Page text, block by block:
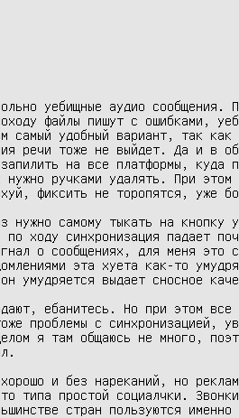
уебищные аудио сообщения.
файлы пишут с ошибками,
удобный вариант, так как
речи тоже не выйдет. Да и в
на все платформы, куда
ручками удалять. При
фиксить не торопятся, уже
самому тыкать на кнопку
ходу синхронизация падает
о сообщениях, для меня это
эта хуета как-то
умудряется выдает сносное
ебанитесь. Но при этом все
проблемы с синхронизацией,
я там общаюсь не много,
и без нареканий, но
типа простой социалчки.
стран пользуются